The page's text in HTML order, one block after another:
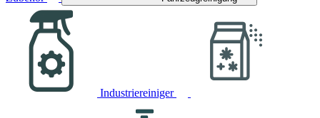
Industriereiniger